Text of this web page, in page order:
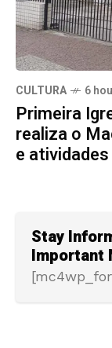
CULTURA 6
Primeira
realiza o
e
Stay
Important